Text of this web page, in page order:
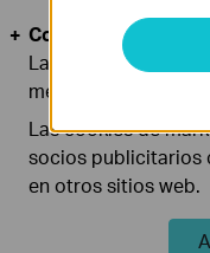
Cookies de Análisis
Las cookies de
mejorar y adaptar la
Las cookies de
socios publicitarios
en otros sitios web.